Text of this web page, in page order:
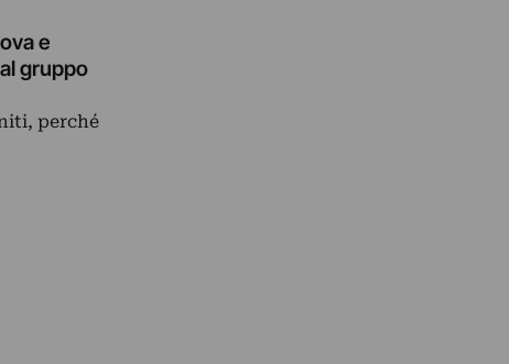
e
gruppo
perché